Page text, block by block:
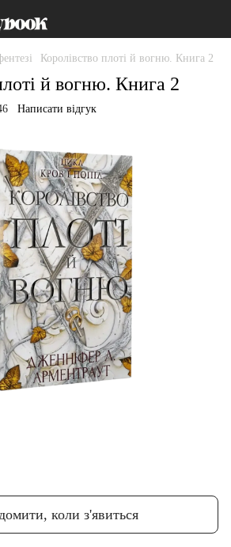
Королівство плоті й вогню. Книга 2
й вогню. Книга 2
Написати відгук
коли з'явиться